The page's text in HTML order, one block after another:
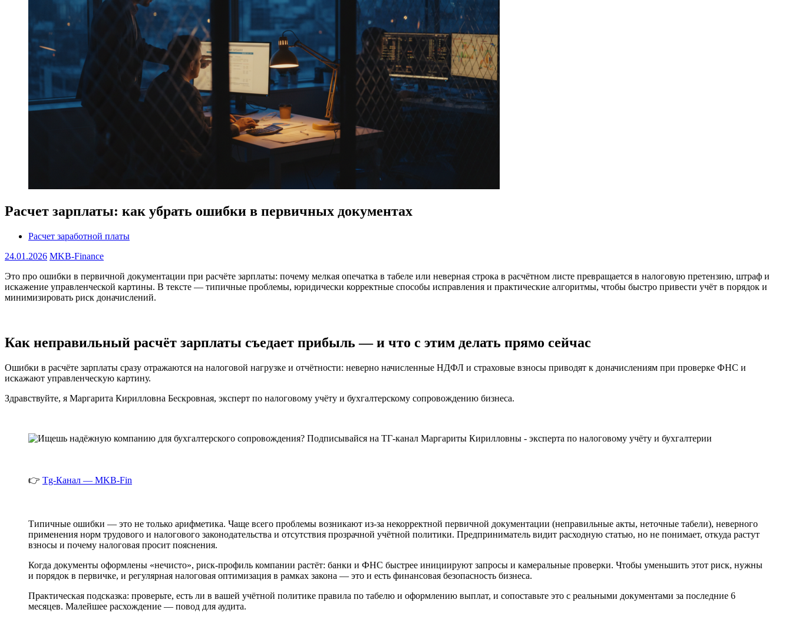
Расчет зарплаты: как убрать ошибки в первичных документах
Расчет заработной платы
24.01.2026 MKB-Finance
Это про ошибки в первичной документации при расчёте зарплаты: почему мелкая опечатка в табеле или неверная строка в расчётном листе превращается в налоговую претензию, штраф и
искажение управленческой картины. В тексте — типичные проблемы, юридически корректные способы исправления и практические алгоритмы, чтобы быстро привести учёт в порядок и
минимизировать риск доначислений.
Как неправильный расчёт зарплаты съедает прибыль — и что с этим делать прямо сейчас
Ошибки в расчёте зарплаты сразу отражаются на налоговой нагрузке и отчётности: неверно начисленные НДФЛ и страховые взносы приводят к доначислениям при проверке ФНС и
искажают управленческую картину.
Здравствуйте, я Маргарита Кирилловна Бескровная, эксперт по налоговому учёту и бухгалтерскому сопровождению бизнеса.
👉 Tg-Канал — MKB-Fin
Типичные ошибки — это не только арифметика. Чаще всего проблемы возникают из-за некорректной первичной документации (неправильные акты, неточные табели), неверного
применения норм трудового и налогового законодательства и отсутствия прозрачной учётной политики. Предприниматель видит расходную статью, но не понимает, откуда растут
взносы и почему налоговая просит пояснения.
Когда документы оформлены «нечисто», риск-профиль компании растёт: банки и ФНС быстрее инициируют запросы и камеральные проверки. Чтобы уменьшить этот риск, нужны
и порядок в первичке, и регулярная налоговая оптимизация в рамках закона — это и есть финансовая безопасность бизнеса.
Практическая подсказка: проверьте, есть ли в вашей учётной политике правила по табелю и оформлению выплат, и сопоставьте это с реальными документами за последние 6
месяцев. Малейшее расхождение — повод для аудита.